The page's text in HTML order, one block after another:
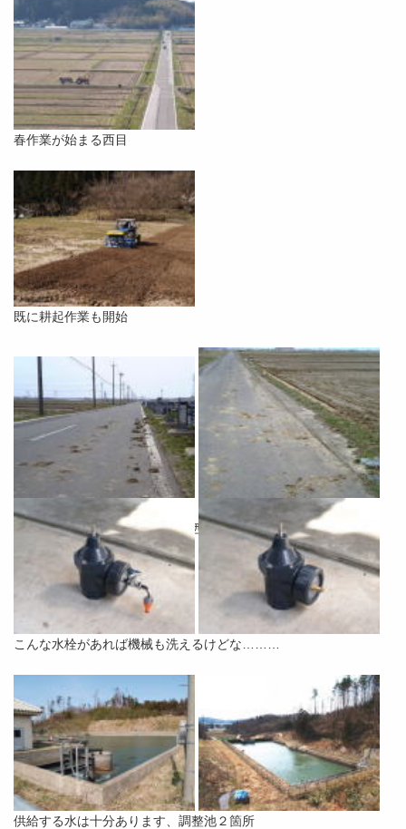
春作業が始まる西目
既に耕起作業も開始
どうしても汚れてしまう道路（西目地区とは関係ありません）
こんな水栓があれば機械も洗えるけどな………
供給する水は十分あります、調整池２箇所